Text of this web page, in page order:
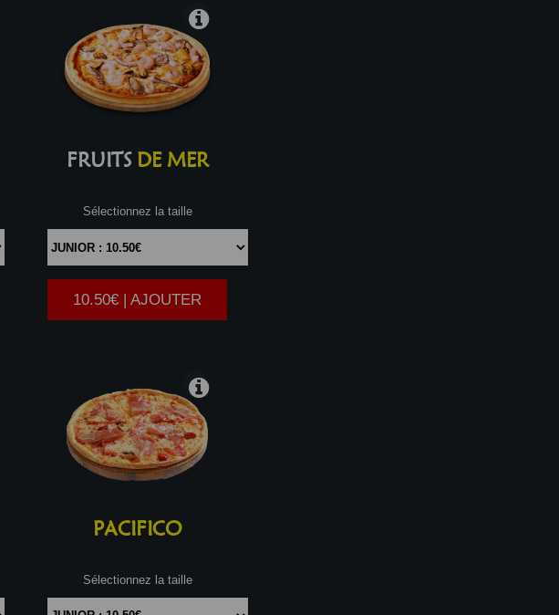
FRUITSDE MER
Sélectionnez la taille
|
10.50€ | AJOUTER
PACIFICO
Sélectionnez la taille